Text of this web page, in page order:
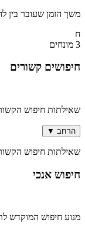
משך הזמן שעובר בין
ח
3 מונחים
חיפושים קשורים
שאילתות חיפוש
הרחב ▼
שאילתות חיפוש
חיפוש אנכי
מנוע חיפוש המוקדש